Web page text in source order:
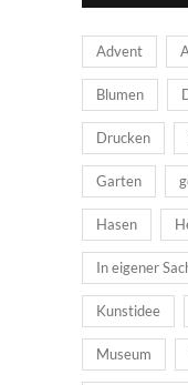
Advent
Blumen
Drucken
Garten
Hasen
In eigener
Kunstidee
Museum